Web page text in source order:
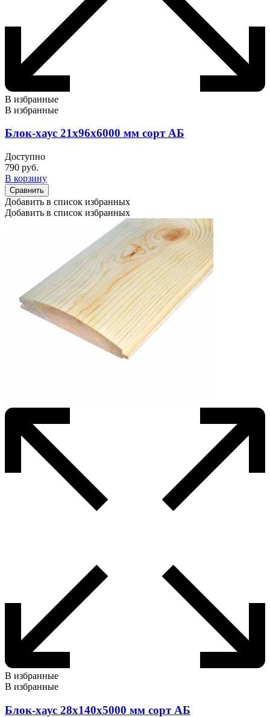
В избранные
В избранные
Блок-хаус 21х96х6000 мм сорт АБ
Доступно
790 руб.
В корзину
Сравнить
Добавить в список избранных
Добавить в список избранных
В избранные
В избранные
Блок-хаус 28х140х5000 мм сорт АБ